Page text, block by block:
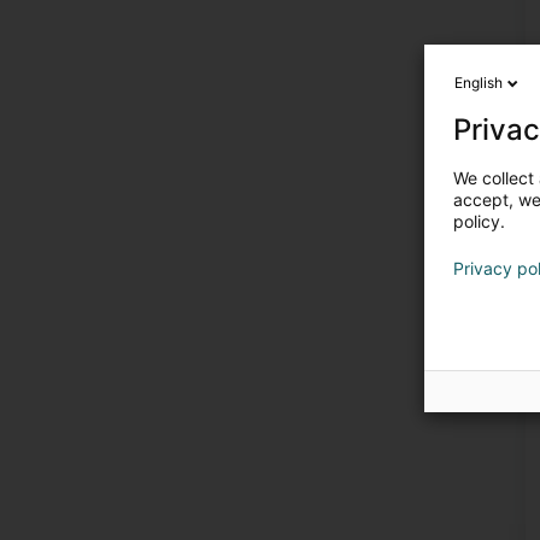
English
We
accept,
policy.
Privacy